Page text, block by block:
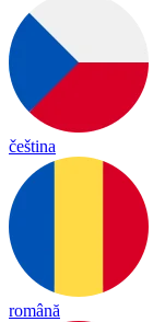
čeština
română